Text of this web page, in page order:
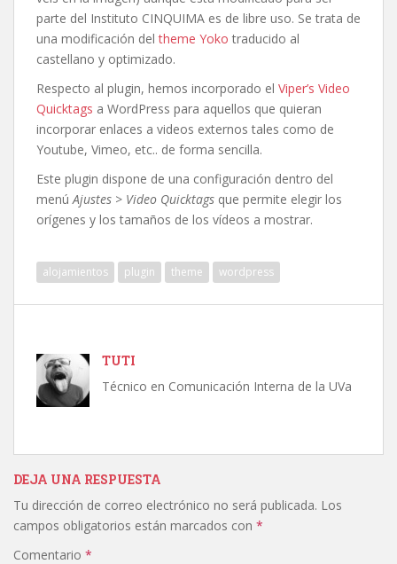
parte del Instituto CINQUIMA es de libre uso. Se trata de
una modificación deltheme Yoko traducido al
castellano y optimizado.
Respecto al plugin, hemos incorporado el Viper’s Video
Quicktags a WordPress para aquellos que quieran
incorporar enlaces a videos externos tales como de
Youtube, Vimeo, etc.. de forma sencilla.
Este plugin dispone de una configuración dentro del
menú Ajustes > Video Quicktags que permite elegir los
orígenes y los tamaños de los vídeos a mostrar.
alojamientos plugin theme wordpress
TUTI
Técnico en Comunicación Interna de la UVa
DEJA UNA RESPUESTA
Tu dirección de correo electrónico no será publicada. Los
campos obligatorios están marcados con *
Comentario *